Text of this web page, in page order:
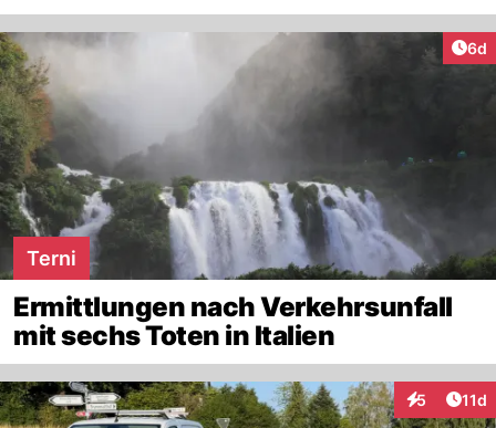
6d
Terni
Ermittlungen nach Verkehrsunfall
mit sechs Toten in Italien
5 11d